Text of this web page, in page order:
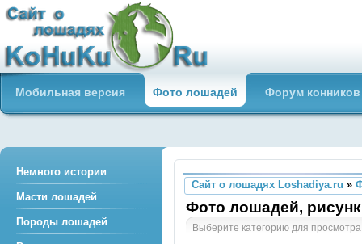
Сайт о лошадях loshadiya.ru
Приветствуем всех любителей
лошадей и конного спорта!
Мобильная версия Фото лошадей Форум конников
Сайт о лошадях Loshadiya.ru »
Фото лошадей,
Выберите категорию для
Немного истории
Масти лошадей
Породы лошадей